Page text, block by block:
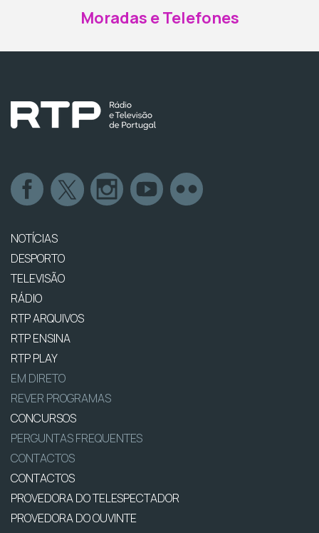
Moradas e Telefones
NOTÍCIAS
DESPORTO
TELEVISÃO
RÁDIO
RTP ARQUIVOS
RTP ENSINA
RTP PLAY
EM DIRETO
REVER PROGRAMAS
CONCURSOS
PERGUNTAS FREQUENTES
CONTACTOS
CONTACTOS
PROVEDORA DO TELESPECTADOR
PROVEDORA DO OUVINTE